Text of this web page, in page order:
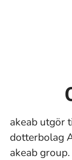
akeab utgör
dotterbolag
akeab